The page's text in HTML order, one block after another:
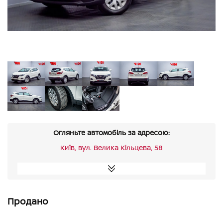
Огляньте автомобіль за адресою:
Київ, вул. Велика Кільцева, 58
Продано